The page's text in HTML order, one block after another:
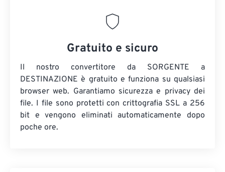
Gratuito e sicuro
Il nostro convertitore da SORGENTE a
DESTINAZIONE è gratuito e funziona su qualsiasi
browser web. Garantiamo sicurezza e privacy dei
file. I file sono protetti con crittografia SSL a 256
bit e vengono eliminati automaticamente dopo
poche ore.